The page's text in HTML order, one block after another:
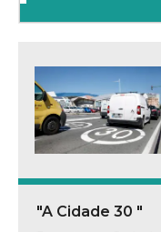
"A Cidade 30 "